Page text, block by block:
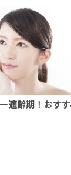
適齢期！おす